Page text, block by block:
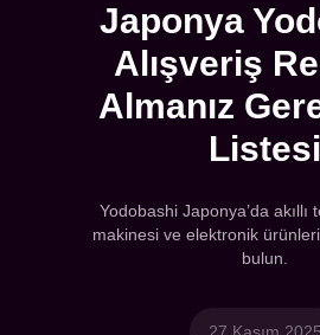
Japonya
Alışveriş
Almanız
Listesi
Yodobashi Japonya’da
makinesi ve elektronik
bulun.